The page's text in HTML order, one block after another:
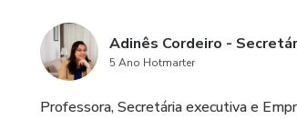
Adinês Cordeiro -
5 Ano Hotmarter
Professora, Secretária executiva e